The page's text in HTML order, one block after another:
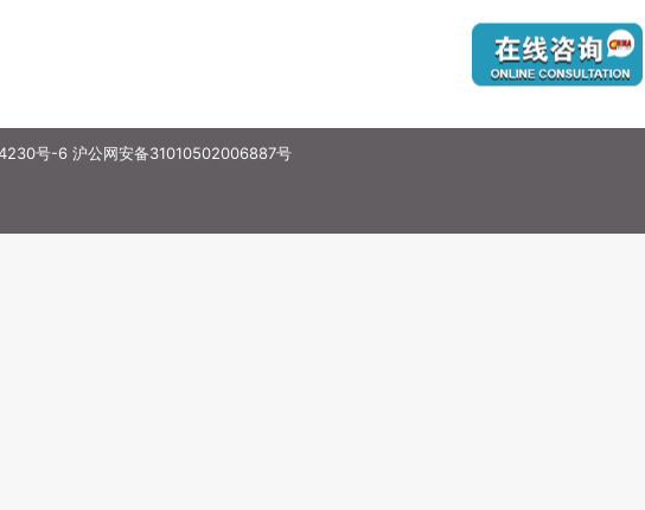
号-6沪公网安备31010502006887号